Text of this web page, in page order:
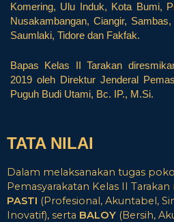
Komering, Ulu Induk, Kota Bumi,
Nusakambangan, Ciangir,
Saumlaki, Tidore dan Fakfak.
Bapas Kelas II Tarakan
2019 oleh Direktur Jenderal
Puguh Budi Utami, Bc. IP., M.Si.
TATA NILAI
Dalam melaksanakan tugas
Pemasyarakatan Kelas II
PASTI (Profesional, Akuntabel,
Inovatif), serta BALOY (Bersih,